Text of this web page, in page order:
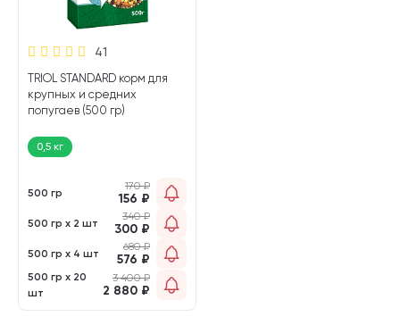
41
TRIOL STANDARD корм для
крупных и средних
попугаев (500 гр)
0,5 кг
500 гр
170₽
156 ₽
500 гр х 2 шт
340₽
300 ₽
500 гр х 4 шт
680₽
576 ₽
500 гр х 20
шт
3 400₽
2 880 ₽